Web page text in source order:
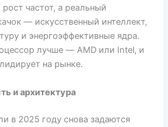
частот, а реальный
— искусственный интеллект,
и энергоэффективные ядра.
лучше — AMD или Intel, и
на рынке.
и архитектура
в 2025 году снова задаются